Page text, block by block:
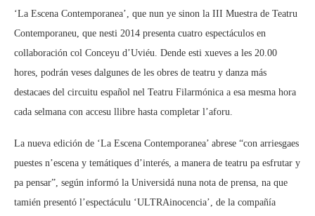
‘La Escena Contemporanea’, que nun ye sinon la III Muestra de Teatru
Contemporaneu, que nesti 2014 presenta cuatro espectáculos en
collaboración col Conceyu d’Uviéu. Dende esti xueves a les 20.00
hores, podrán veses dalgunes de les obres de teatru y danza más
destacaes del circuitu español nel Teatru Filarmónica a esa mesma hora
cada selmana con accesu llibre hasta completar l’aforu.
La nueva edición de ‘La Escena Contemporanea’ abrese “con arriesgaes
puestes n’escena y temátiques d’interés, a manera de teatru pa esfrutar y
pa pensar”, según informó la Universidá nuna nota de prensa, na que
tamién presentó l’espectáculu ‘ULTRAinocencia’, de la compañía